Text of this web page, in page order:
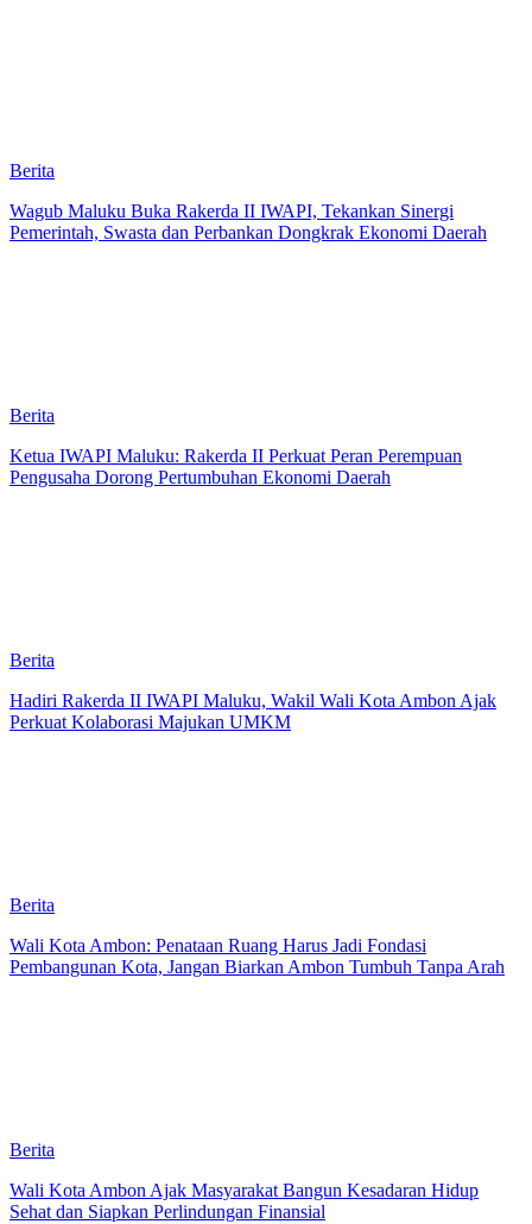
Berita
Wagub Maluku Buka Rakerda II IWAPI, Tekankan Sinergi
Pemerintah, Swasta dan Perbankan Dongkrak Ekonomi Daerah
Berita
Ketua IWAPI Maluku: Rakerda II Perkuat Peran Perempuan
Pengusaha Dorong Pertumbuhan Ekonomi Daerah
Berita
Hadiri Rakerda II IWAPI Maluku, Wakil Wali Kota Ambon Ajak
Perkuat Kolaborasi Majukan UMKM
Berita
Wali Kota Ambon: Penataan Ruang Harus Jadi Fondasi
Pembangunan Kota, Jangan Biarkan Ambon Tumbuh Tanpa Arah
Berita
Wali Kota Ambon Ajak Masyarakat Bangun Kesadaran Hidup
Sehat dan Siapkan Perlindungan Finansial